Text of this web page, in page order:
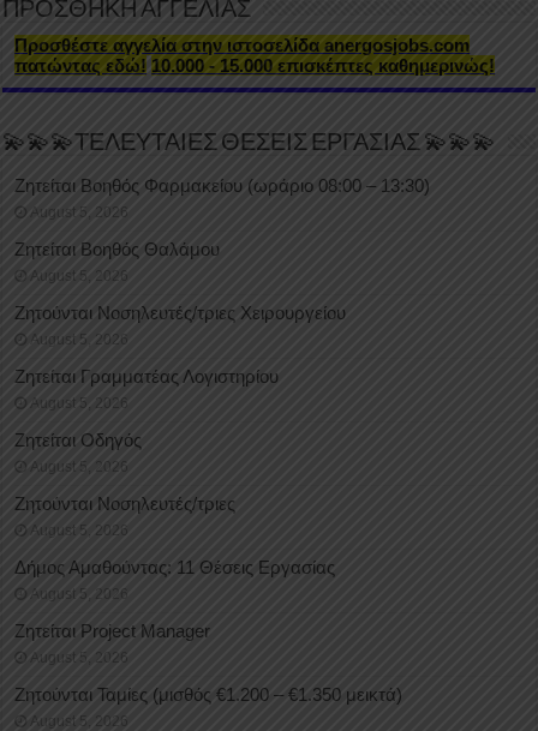
ΠΡΟΣΘΗΚΗ ΑΓΓΕΛΙΑΣ
Προσθέστε αγγελία στην ιστοσελίδα anergosjobs.com
πατώντας εδώ! 10.000 - 15.000 επισκέπτες καθημερινώς!
💫💫💫ΤΕΛΕΥΤΑΙΕΣ ΘΕΣΕΙΣ ΕΡΓΑΣΙΑΣ 💫💫💫
Ζητείται Βοηθός Φαρμακείου (ωράριο 08:00 – 13:30)
August 5, 2026
Ζητείται Βοηθός Θαλάμου
August 5, 2026
Ζητούνται Νοσηλευτές/τριες Χειρουργείου
August 5, 2026
Ζητείται Γραμματέας Λογιστηρίου
August 5, 2026
Ζητείται Οδηγός
August 5, 2026
Ζητούνται Νοσηλευτές/τριες
August 5, 2026
Δήμος Αμαθούντας: 11 Θέσεις Εργασίας
August 5, 2026
Ζητείται Project Manager
August 5, 2026
Ζητούνται Ταμίες (μισθός €1.200 – €1.350 μεικτά)
August 5, 2026